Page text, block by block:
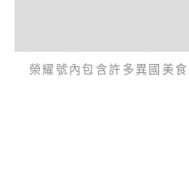
榮耀號內包含許多異國美